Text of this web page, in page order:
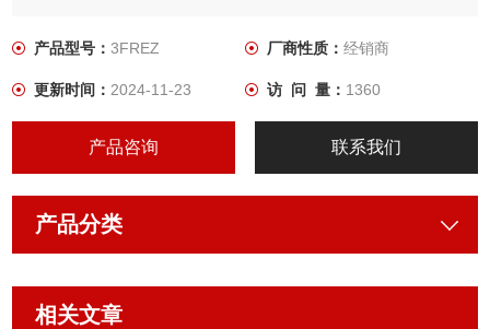
产品型号：3FREZ 厂商性质： 经销商
更新时间：2024-11-23 访 问 量： 1360
产品咨询 联系我们
产品分类
相关文章